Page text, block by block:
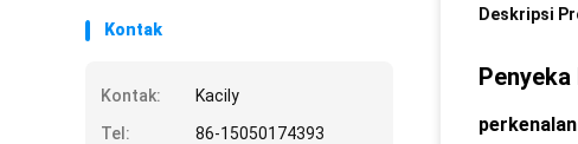
Kontak
Kontak:
Kacily
Tel:
86-15050174393
Deskripsi